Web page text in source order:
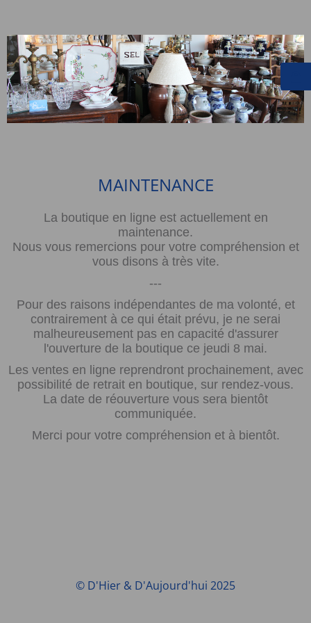
MAINTENANCE
La boutique en ligne est actuellement en
maintenance.
Nous vous remercions pour votre compréhension et
vous disons à très vite.
---
Pour des raisons indépendantes de ma volonté, et
contrairement à ce qui était prévu, je ne serai
malheureusement pas en capacité d'assurer
l'ouverture de la boutique ce jeudi 8 mai.
Les ventes en ligne reprendront prochainement, avec
possibilité de retrait en boutique, sur rendez-vous.
La date de réouverture vous sera bientôt
communiquée.
Merci pour votre compréhension et à bientôt.
© D'Hier & D'Aujourd'hui 2025